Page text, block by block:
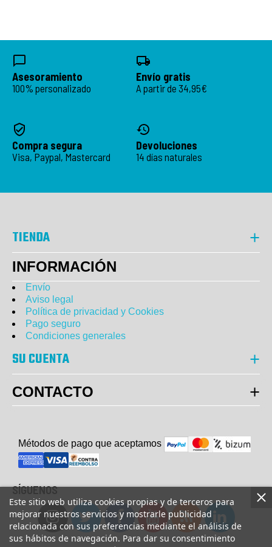
Este sitio web utiliza cookies propias y de terceros para
mejorar nuestros servicios y mostrarle publicidad
relacionada con sus preferencias mediante el análisis de
sus hábitos de navegación. Para dar su consentimiento
Asesoramiento
100% personalizado
Envío gratis
A partir de 34,95€
Compra segura
Visa, Paypal, Mastercard
Devoluciones
14 días naturales
TIENDA
INFORMACIÓN
Envío
Aviso legal
Política de privacidad y Cookies
Pago seguro
Condiciones generales
SU CUENTA
CONTACTO
Métodos de pago que aceptamos
SÍGUENOS